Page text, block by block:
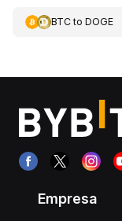
BTCto DOGE
Empresa